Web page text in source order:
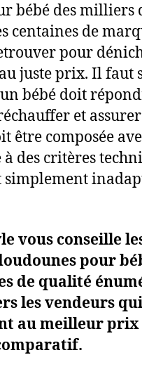
bébé des milliers
centaines de
pour
juste prix. Il faut
bébé doit
et
être composée
des critères
simplement
vous conseille
pour
de qualité
les vendeurs
au meilleur prix